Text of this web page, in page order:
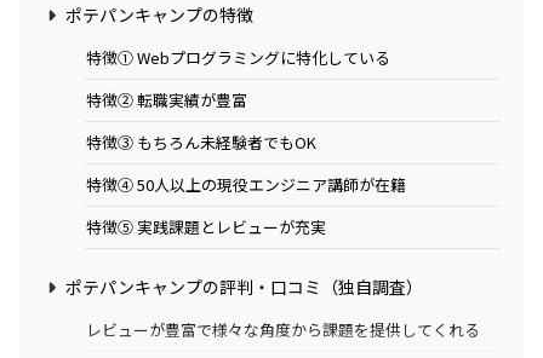
ポテパンキャンプの特徴
特徴① Webプログラミングに特化している
特徴② 転職実績が豊富
特徴③ もちろん未経験者でもOK
特徴④ 50人以上の現役エンジニア講師が在籍
特徴⑤ 実践課題とレビューが充実
ポテパンキャンプの評判・口コミ（独自調査）
レビューが豊富で様々な角度から課題を提供してくれる